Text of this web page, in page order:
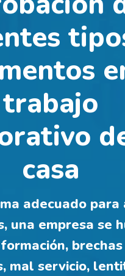
trabajo
casa
adecuado para
una empresa se
mal servicio,